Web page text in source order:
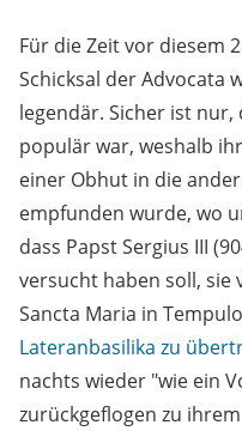
Für die Zeit vor diesem
Schicksal der Advocata
legendär. Sicher ist nur,
populär war, weshalb
einer Obhut in die
empfunden wurde, wo
dass Papst Sergius III
versucht haben soll, sie
Sancta Maria in Tempulo
Lateranbasilika zu
nachts wieder "wie ein
zurückgeflogen zu